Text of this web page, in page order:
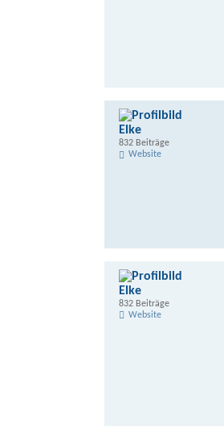
Elke
832 Beiträge
Website
Elke
832 Beiträge
Website